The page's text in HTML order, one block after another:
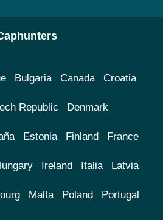
Bulgaria Canada Croatia
Republic Denmark
Estonia Finland France
Ireland Italia Latvia
Malta Poland Portugal